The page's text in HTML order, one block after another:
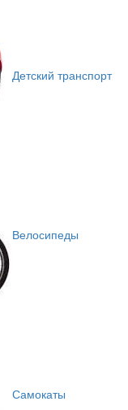
Детский транспорт
Велосипеды
Самокаты